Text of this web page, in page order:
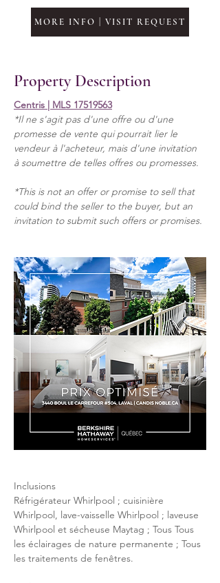
MORE INFO | VISIT REQUEST
Property Description
Centris | MLS 17519563
*Il ne s'agit pas d'une offre ou d'une
promesse de vente qui pourrait lier le
vendeur à l'acheteur, mais d'une invitation
à soumettre de telles offres ou promesses.
*This is not an offer or promise to sell that
could bind the seller to the buyer, but an
invitation to submit such offers or promises.
Inclusions
Réfrigérateur Whirlpool ; cuisinière
Whirlpool, lave-vaisselle Whirlpool ; laveuse
Whirlpool et sécheuse Maytag ; Tous Tous
les éclairages de nature permanente ; Tous
les traitements de fenêtres.